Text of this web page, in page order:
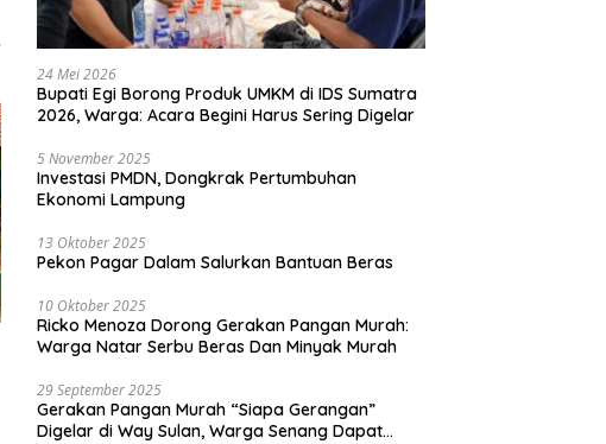
24 Mei 2026
Bupati Egi Borong Produk UMKM di IDS Sumatra
2026, Warga: Acara Begini Harus Sering Digelar
5 November 2025
Investasi PMDN, Dongkrak Pertumbuhan
Ekonomi Lampung
13 Oktober 2025
Pekon Pagar Dalam Salurkan Bantuan Beras
10 Oktober 2025
Ricko Menoza Dorong Gerakan Pangan Murah:
Warga Natar Serbu Beras Dan Minyak Murah
29 September 2025
Gerakan Pangan Murah “Siapa Gerangan”
Digelar di Way Sulan, Warga Senang Dapat